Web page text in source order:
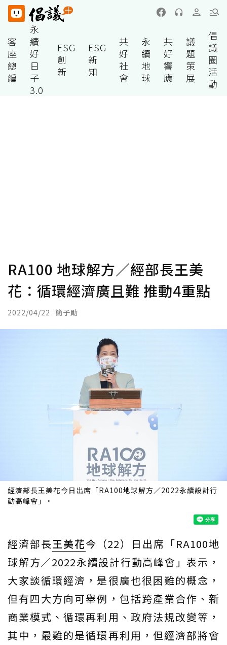
客
座
總
編
永
續
好
日
子
3.0
ESG
創
新
ESG
新
知
共
好
社
會
永
續
地
球
共
好
響
應
議
題
策
展
倡
議
圈
活
動
RA100 地球解方／經部長王美
花：循環經濟廣且難 推動4重點
2022/04/22 簡子勛
經濟部長王美花今日出席「RA100地球解方／2022永續設計行
動高峰會」。
經濟部長王美花今（22）日出席「RA100地
球解方／2022永續設計行動高峰會」表示，
大家談循環經濟，是很廣也很困難的概念，
但有四大方向可舉例，包括跨產業合作、新
商業模式、循環再利用、政府法規改變等，
其中，最難的是循環再利用，但經濟部將會